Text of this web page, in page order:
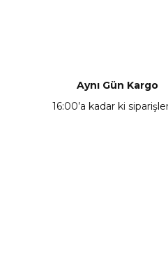
Ürün açıklamasında eksik
Ürün bilgilerinde hatalar
Aynı Gün Kargo
16:00’a kadar ki